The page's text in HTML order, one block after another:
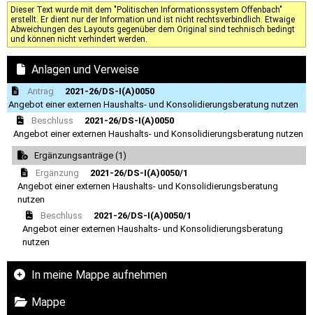
Dieser Text wurde mit dem "Politischen Informationssystem Offenbach"
erstellt. Er dient nur der Information und ist nicht rechtsverbindlich. Etwaige
Abweichungen des Layouts gegenüber dem Original sind technisch bedingt
und können nicht verhindert werden.
Anlagen und Verweise
Antrag
2021-26/DS-I(A)0050
Angebot einer externen Haushalts- und Konsolidierungsberatung nutzen
Beschluss
2021-26/DS-I(A)0050
Angebot einer externen Haushalts- und Konsolidierungsberatung nutzen
Ergänzungsanträge (1)
Ergänzung
2021-26/DS-I(A)0050/1
Angebot einer externen Haushalts- und Konsolidierungsberatung
nutzen
Beschluss
2021-26/DS-I(A)0050/1
Angebot einer externen Haushalts- und Konsolidierungsberatung
nutzen
In meine Mappe aufnehmen
Mappe